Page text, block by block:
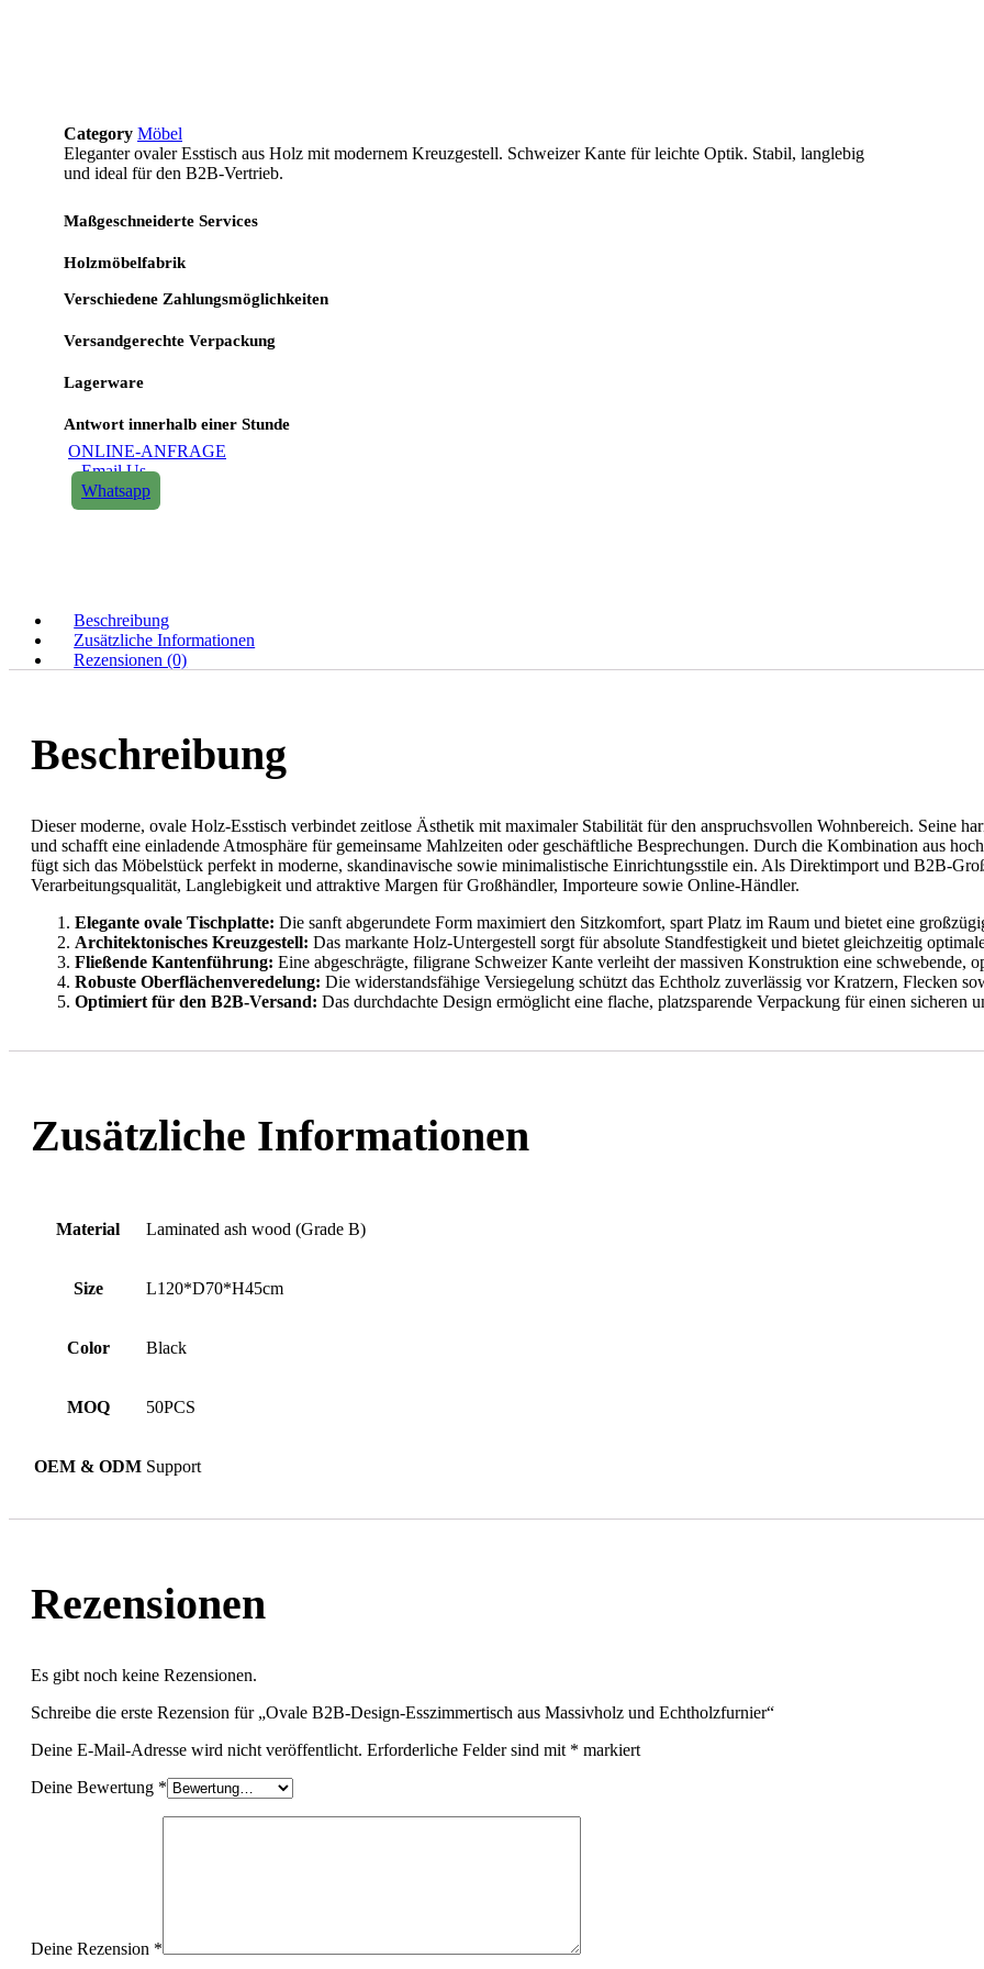
Category Möbel
Eleganter ovaler Esstisch aus Holz mit modernem Kreuzgestell. Schweizer Kante für leichte Optik. Stabil, langlebig
und ideal für den B2B-Vertrieb.
Maßgeschneiderte Services
Holzmöbelfabrik
Verschiedene Zahlungsmöglichkeiten
Versandgerechte Verpackung
Lagerware
Antwort innerhalb einer Stunde
ONLINE-ANFRAGE
Email Us
Whatsapp
Beschreibung
Zusätzliche Informationen
Rezensionen (0)
Beschreibung
Dieser moderne, ovale Holz-Esstisch verbindet zeitlose Ästhetik mit maximaler Stabilität für den anspruchsvollen Wohnbereich. Seine
und schafft eine einladende Atmosphäre für gemeinsame Mahlzeiten oder geschäftliche Besprechungen. Durch die Kombination aus
fügt sich das Möbelstück perfekt in moderne, skandinavische sowie minimalistische Einrichtungsstile ein. Als Direktimport und B2B-
Verarbeitungsqualität, Langlebigkeit und attraktive Margen für Großhändler, Importeure sowie Online-Händler.
Elegante ovale Tischplatte: Die sanft abgerundete Form maximiert den Sitzkomfort, spart Platz im Raum und bietet eine
Architektonisches Kreuzgestell: Das markante Holz-Untergestell sorgt für absolute Standfestigkeit und bietet gleichzeitig
Fließende Kantenführung: Eine abgeschrägte, filigrane Schweizer Kante verleiht der massiven Konstruktion eine schwebende,
Robuste Oberflächenveredelung: Die widerstandsfähige Versiegelung schützt das Echtholz zuverlässig vor Kratzern, Flecken
Optimiert für den B2B-Versand: Das durchdachte Design ermöglicht eine flache, platzsparende Verpackung für einen sicheren
Zusätzliche Informationen
Material Laminated ash wood (Grade B)
Size L120*D70*H45cm
Color Black
MOQ 50PCS
OEM & ODM Support
Rezensionen
Es gibt noch keine Rezensionen.
Schreibe die erste Rezension für „Ovale B2B-Design-Esszimmertisch aus Massivholz und Echtholzfurnier“
Deine E-Mail-Adresse wird nicht veröffentlicht. Erforderliche Felder sind mit * markiert
Deine Bewertung *
Deine Rezension *